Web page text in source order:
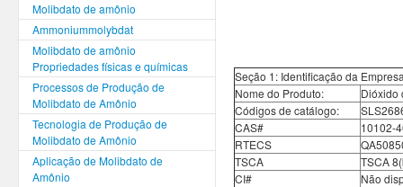
Molibdato de amônio
Ammoniummolybdat
Molibdato de amônio
Propriedades físicas e químicas
Processos de Produção de
Molibdato de Amônio
Tecnologia de Produção de
Molibdato de Amônio
Aplicação de Molibdato de
Amônio
Seção 1: Identificação da
Nome do Produto:
Dióxido
Códigos de catálogo:
CAS#
10102-
RTECS
TSCA
TSCA
CI#
Não